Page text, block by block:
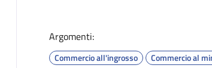
Argomenti:
Commercio all'ingrosso Commercio al